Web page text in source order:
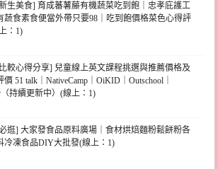
生美食] 育成蕃薯藤有機蔬菜吃到飽｜忠孝庇護工
蔬食素食便當外帶只要98｜吃到飽價格菜色心得評
：1)
較心得分享] 兒童線上英文課程挑選與推薦價格及
價 51 talk｜NativeCamp｜OiKID｜Outschool｜
（持續更新中）(線上：1)
逛] 大家發食品原料廣場｜食材烘焙麵粉鬆餅粉各
冷凍食品DIY大批發(線上：1)